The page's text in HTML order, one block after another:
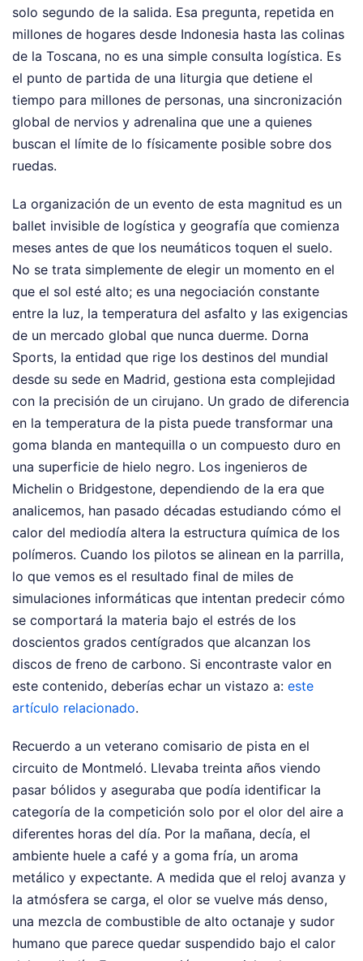
solo segundo de la salida. Esa pregunta, repetida en
millones de hogares desde Indonesia hasta las colinas
de la Toscana, no es una simple consulta logística. Es
el punto de partida de una liturgia que detiene el
tiempo para millones de personas, una sincronización
global de nervios y adrenalina que une a quienes
buscan el límite de lo físicamente posible sobre dos
ruedas.
La organización de un evento de esta magnitud es un
ballet invisible de logística y geografía que comienza
meses antes de que los neumáticos toquen el suelo.
No se trata simplemente de elegir un momento en el
que el sol esté alto; es una negociación constante
entre la luz, la temperatura del asfalto y las exigencias
de un mercado global que nunca duerme. Dorna
Sports, la entidad que rige los destinos del mundial
desde su sede en Madrid, gestiona esta complejidad
con la precisión de un cirujano. Un grado de diferencia
en la temperatura de la pista puede transformar una
goma blanda en mantequilla o un compuesto duro en
una superficie de hielo negro. Los ingenieros de
Michelin o Bridgestone, dependiendo de la era que
analicemos, han pasado décadas estudiando cómo el
calor del mediodía altera la estructura química de los
polímeros. Cuando los pilotos se alinean en la parrilla,
lo que vemos es el resultado final de miles de
simulaciones informáticas que intentan predecir cómo
se comportará la materia bajo el estrés de los
doscientos grados centígrados que alcanzan los
discos de freno de carbono. Si encontraste valor en
este contenido, deberías echar un vistazo a: este
artículo relacionado.
Recuerdo a un veterano comisario de pista en el
circuito de Montmeló. Llevaba treinta años viendo
pasar bólidos y aseguraba que podía identificar la
categoría de la competición solo por el olor del aire a
diferentes horas del día. Por la mañana, decía, el
ambiente huele a café y a goma fría, un aroma
metálico y expectante. A medida que el reloj avanza y
la atmósfera se carga, el olor se vuelve más denso,
una mezcla de combustible de alto octanaje y sudor
humano que parece quedar suspendido bajo el calor